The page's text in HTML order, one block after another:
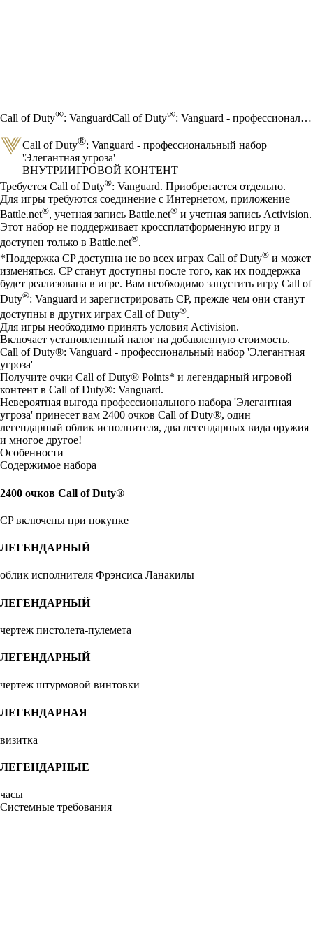
Call of Duty®: VanguardCall of Duty®: Vanguard - профессиональный набор 'Элегантная угроза'
Call of Duty®: Vanguard - профессиональный набор
'Элегантная угроза'
ВНУТРИИГРОВОЙ КОНТЕНТ
Цена
Available actions
Требуется Call of Duty®: Vanguard. Приобретается отдельно.
Для игры требуются соединение с Интернетом, приложение
Battle.net®, учетная запись Battle.net® и учетная запись Activision.
Этот набор не поддерживает кроссплатформенную игру и
доступен только в Battle.net®.
*Поддержка CP доступна не во всех играх Call of Duty® и может
изменяться. CP станут доступны после того, как их поддержка
будет реализована в игре. Вам необходимо запустить игру Call of
Duty®: Vanguard и зарегистрировать CP, прежде чем они станут
доступны в других играх Call of Duty®.
Для игры необходимо принять условия Activision.
Включает установленный налог на добавленную стоимость.
Call of Duty®: Vanguard - профессиональный набор 'Элегантная
угроза'
Получите очки Call of Duty® Points* и легендарный игровой
контент в Call of Duty®: Vanguard.
Невероятная выгода профессионального набора 'Элегантная
угроза' принесет вам 2400 очков Call of Duty®, один
легендарный облик исполнителя, два легендарных вида оружия
и многое другое!
Особенности
Содержимое набора
2400 очков Call of Duty®
CP включены при покупке
ЛЕГЕНДАРНЫЙ
облик исполнителя Фрэнсиса Ланакилы
ЛЕГЕНДАРНЫЙ
чертеж пистолета-пулемета
ЛЕГЕНДАРНЫЙ
чертеж штурмовой винтовки
ЛЕГЕНДАРНАЯ
визитка
ЛЕГЕНДАРНЫЕ
часы
Системные требования